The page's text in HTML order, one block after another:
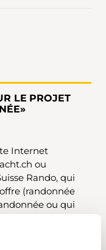
LE PROJET
Internet
ou
Rando, qui
(randonnée
ou qui
accepter les